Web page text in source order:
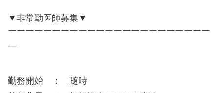
▼非常勤医師募集▼
￣￣￣￣￣￣￣￣￣￣￣￣￣￣￣￣￣￣￣￣￣￣￣
￣
勤務開始 ： 随時